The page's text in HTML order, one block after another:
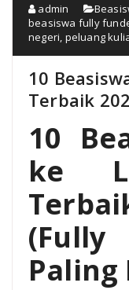
admin
beasiswa fully
negeri, peluang
10
Terbaik
10
ke
Paling